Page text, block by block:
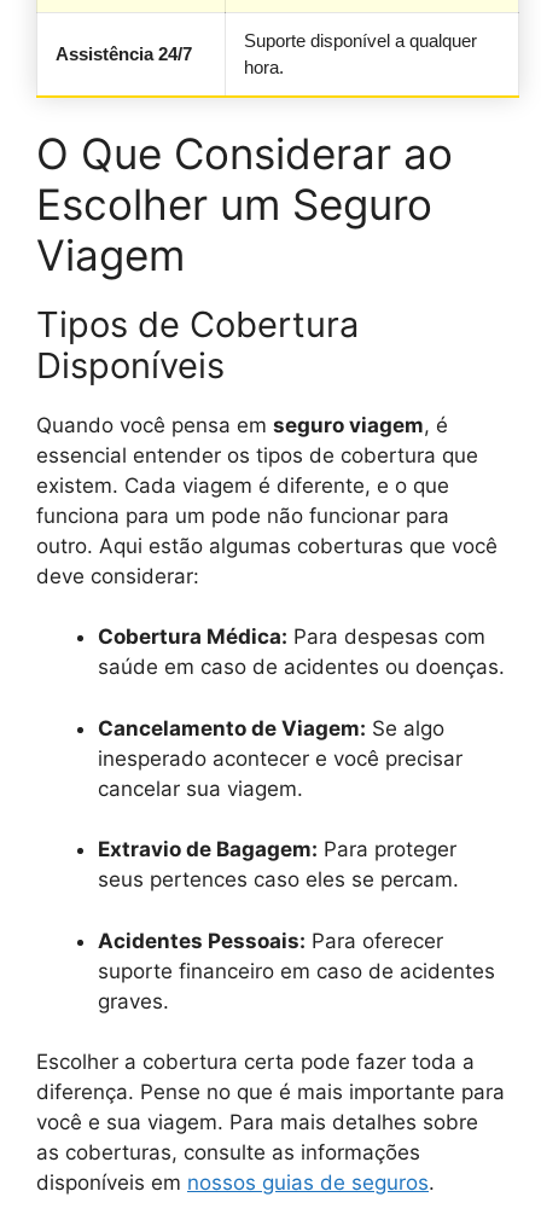
Assistência 24/7
Suporte disponível a qualquer
hora.
O Que Considerar ao
Escolher um Seguro
Viagem
Tipos de Cobertura
Disponíveis
Quando você pensa em seguro viagem, é
essencial entender os tipos de cobertura que
existem. Cada viagem é diferente, e o que
funciona para um pode não funcionar para
outro. Aqui estão algumas coberturas que você
deve considerar:
Cobertura Médica: Para despesas com
saúde em caso de acidentes ou doenças.
Cancelamento de Viagem: Se algo
inesperado acontecer e você precisar
cancelar sua viagem.
Extravio de Bagagem: Para proteger
seus pertences caso eles se percam.
Acidentes Pessoais: Para oferecer
suporte financeiro em caso de acidentes
graves.
Escolher a cobertura certa pode fazer toda a
diferença. Pense no que é mais importante para
você e sua viagem. Para mais detalhes sobre
as coberturas, consulte as informações
disponíveis em nossos guias de seguros.